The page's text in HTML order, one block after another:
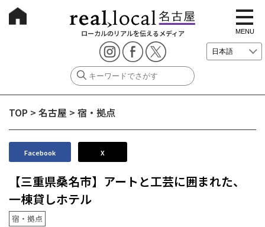
ローカルのリアルを伝えるメディア
t
o
g
g
e
i
i
MENU
TOP > 名古屋 > 宿・拠点
Facebook X
【三重県桑名市】アートと工芸に囲まれた、
一棟貸しホテル
宿・拠点